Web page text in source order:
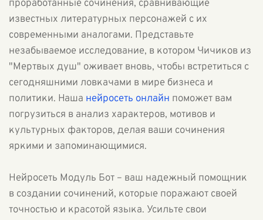
проработанные сочинения, сравнивающие
известных литературных персонажей с их
современными аналогами. Представьте
незабываемое исследование, в котором Чичиков из
"Мертвых душ" оживает вновь, чтобы встретиться с
сегодняшними ловкачами в мире бизнеса и
политики. Наша нейросеть онлайн поможет вам
погрузиться в анализ характеров, мотивов и
культурных факторов, делая ваши сочинения
яркими и запоминающимися.
Нейросеть Модуль Бот – ваш надежный помощник
в создании сочинений, которые поражают своей
точностью и красотой языка. Усильте свои